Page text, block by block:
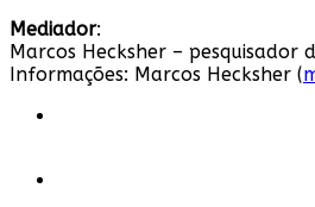
Mediador:
Marcos Hecksher – pesquisador
Informações: Marcos Hecksher (